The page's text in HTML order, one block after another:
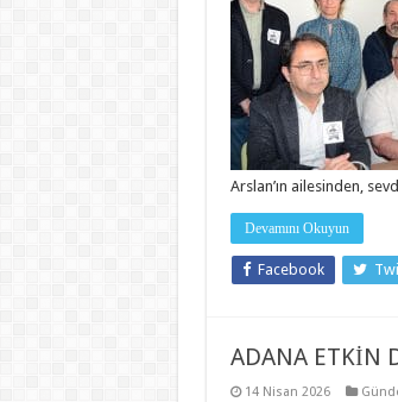
Arslan’ın ailesinden,
Devamını Okuyun
Facebook
ADANA ETKİN
14 Nisan 2026